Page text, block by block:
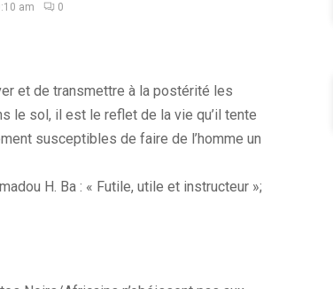
am 0
et de transmettre à la postérité les
le sol, il est le reflet de la vie qu’il tente
susceptibles de faire de l’homme un
H. Ba : « Futile, utile et instructeur »;